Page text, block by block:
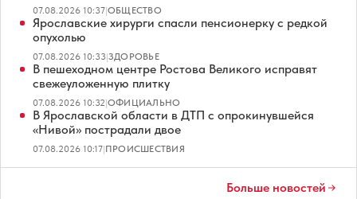
07.08.2026 10:37|ОБЩЕСТВО
Ярославские хирурги спасли пенсионерку с редкой
опухолью
07.08.2026 10:33|ЗДОРОВЬЕ
В пешеходном центре Ростова Великого исправят
свежеуложенную плитку
07.08.2026 10:32|ОФИЦИАЛЬНО
В Ярославской области в ДТП с опрокинувшейся
«Нивой» пострадали двое
07.08.2026 10:17|ПРОИСШЕСТВИЯ
Больше новостей